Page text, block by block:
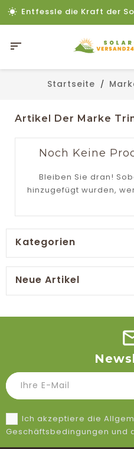
Entfessle die Kraft der

Startseite
Artikel Der Marke
Noch Keine
Bleiben Sie dran!
hinzugefügt wurden,
Kategorien
Neue Artikel
Ich akzeptiere die
Geschäftsbedingungen und